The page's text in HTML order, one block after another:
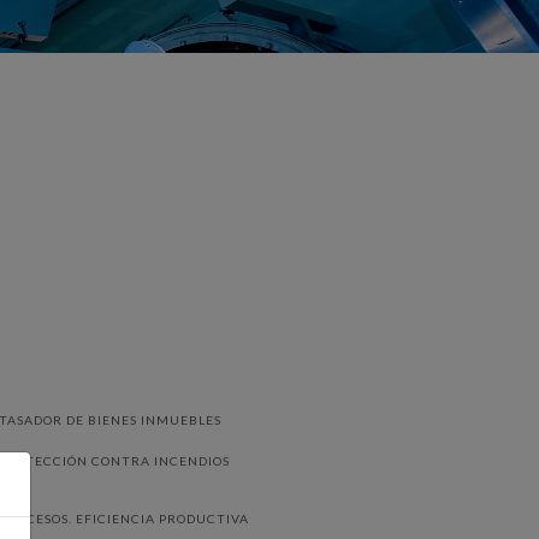
TASADOR DE BIENES INMUEBLES
PROTECCIÓN CONTRA INCENDIOS
PROCESOS. EFICIENCIA PRODUCTIVA